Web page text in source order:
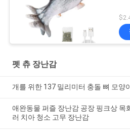
펫 츄 장난감
개를 위한 137 밀리미터 충돌 뼈 모양
애완동물 퍼즐 장난감 공장 핑크상 목
러 치아 청소 고무 장난감